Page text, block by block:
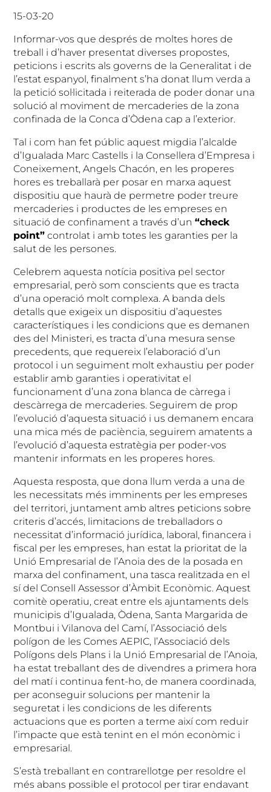
15-03-20
Informar-vos que després de moltes hores de
treball i d’haver presentat diverses propostes,
peticions i escrits als governs de la Generalitat i de
l’estat espanyol, finalment s’ha donat llum verda a
la petició sol·licitada i reiterada de poder donar una
solució al moviment de mercaderies de la zona
confinada de la Conca d’Òdena cap a l’exterior.
Tal i com han fet públic aquest migdia l’alcalde
d’Igualada Marc Castells i la Consellera d’Empresa i
Coneixement, Angels Chacón, en les properes
hores es treballarà per posar en marxa aquest
dispositiu que haurà de permetre poder treure
mercaderies i productes de les empreses en
situació de confinament a través d’un“check
point” controlat i amb totes les garanties per la
salut de les persones.
Celebrem aquesta notícia positiva pel sector
empresarial, però som conscients que es tracta
d’una operació molt complexa. A banda dels
detalls que exigeix un dispositiu d’aquestes
característiques i les condicions que es demanen
des del Ministeri, es tracta d’una mesura sense
precedents, que requereix l’elaboració d’un
protocol i un seguiment molt exhaustiu per poder
establir amb garanties i operativitat el
funcionament d’una zona blanca de càrrega i
descàrrega de mercaderies. Seguirem de prop
l’evolució d’aquesta situació i us demanem encara
una mica més de paciència, seguirem amatents a
l’evolució d’aquesta estratègia per poder-vos
mantenir informats en les properes hores.
Aquesta resposta, que dona llum verda a una de
les necessitats més imminents per les empreses
del territori, juntament amb altres peticions sobre
criteris d’accés, limitacions de treballadors o
necessitat d’informació jurídica, laboral, financera i
fiscal per les empreses, han estat la prioritat de la
Unió Empresarial de l’Anoia des de la posada en
marxa del confinament, una tasca realitzada en el
sí del Consell Assessor d’Àmbit Econòmic. Aquest
comitè operatiu, creat entre els ajuntaments dels
municipis d’Igualada, Òdena, Santa Margarida de
Montbui i Vilanova del Camí, l’Associació dels
polígon de les Comes AEPIC, l’Associació dels
Polígons dels Plans i la Unió Empresarial de l’Anoia,
ha estat treballant des de divendres a primera hora
del matí i continua fent-ho, de manera coordinada,
per aconseguir solucions per mantenir la
seguretat i les condicions de les diferents
actuacions que es porten a terme així com reduir
l’impacte que està tenint en el món econòmic i
empresarial.
S’està treballant en contrarellotge per resoldre el
més abans possible el protocol per tirar endavant